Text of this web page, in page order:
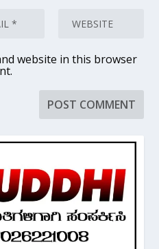
website in this browser